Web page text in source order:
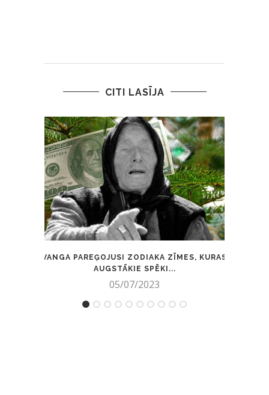
CITI LASĪJA
VANGA PAREĢOJUSI ZODIAKA ZĪMES, KURAS
AUGSTĀKIE SPĒKI...
05/07/2023